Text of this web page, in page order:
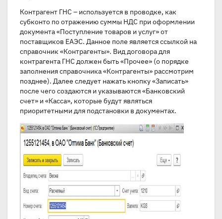
Контрагент ГНС – используется в проводке, как
субконто по отражению суммы НДС при оформлении
документа «Поступление товаров и услуг» от
поставщиков ЕАЭС. Данное поле является ссылкой на
справочник «Контрагенты». Вид договора для
контрагента ГНС должен быть «Прочее» (о порядке
заполнения справочника «Контрагенты» рассмотрим
позднее). Далее следует нажать кнопку «Записать»
после чего создаются и указываются «Банковский
счет» и «Касса», которые будут являться
приоритетными для подстановки в документах.